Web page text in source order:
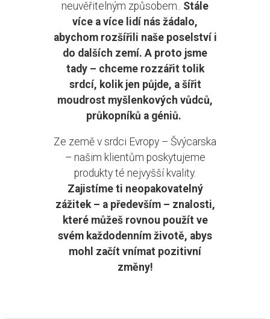
neuvěřitelným způsobem. Stále
více a více lidí nás žádalo,
abychom rozšířili naše poselství i
do dalších zemí. A proto jsme
tady – chceme rozzářit tolik
srdcí, kolik jen půjde, a šířit
moudrost myšlenkových vůdců,
průkopníků a géniů. ​
Ze země v srdci Evropy – Švýcarska
– našim klientům poskytujeme
produkty té nejvyšší kvality.
Zajistíme ti neopakovatelný
zážitek – a především – znalosti,
které můžeš rovnou použít ve
svém každodenním životě, abys
mohl začít vnímat pozitivní
změny!